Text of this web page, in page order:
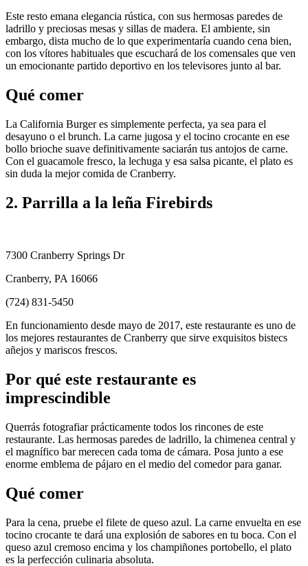
Este resto emana elegancia rústica, con sus hermosas paredes de
ladrillo y preciosas mesas y sillas de madera. El ambiente, sin
embargo, dista mucho de lo que experimentaría cuando cena bien,
con los vítores habituales que escuchará de los comensales que ven
un emocionante partido deportivo en los televisores junto al bar.
Qué comer
La California Burger es simplemente perfecta, ya sea para el
desayuno o el brunch. La carne jugosa y el tocino crocante en ese
bollo brioche suave definitivamente saciarán tus antojos de carne.
Con el guacamole fresco, la lechuga y esa salsa picante, el plato es
sin duda la mejor comida de Cranberry.
2. Parrilla a la leña Firebirds
7300 Cranberry Springs Dr
Cranberry, PA 16066
(724) 831-5450
En funcionamiento desde mayo de 2017, este restaurante es uno de
los mejores restaurantes de Cranberry que sirve exquisitos bistecs
añejos y mariscos frescos.
Por qué este restaurante es
imprescindible
Querrás fotografiar prácticamente todos los rincones de este
restaurante. Las hermosas paredes de ladrillo, la chimenea central y
el magnífico bar merecen cada toma de cámara. Posa junto a ese
enorme emblema de pájaro en el medio del comedor para ganar.
Qué comer
Para la cena, pruebe el filete de queso azul. La carne envuelta en ese
tocino crocante te dará una explosión de sabores en tu boca. Con el
queso azul cremoso encima y los champiñones portobello, el plato
es la perfección culinaria absoluta.